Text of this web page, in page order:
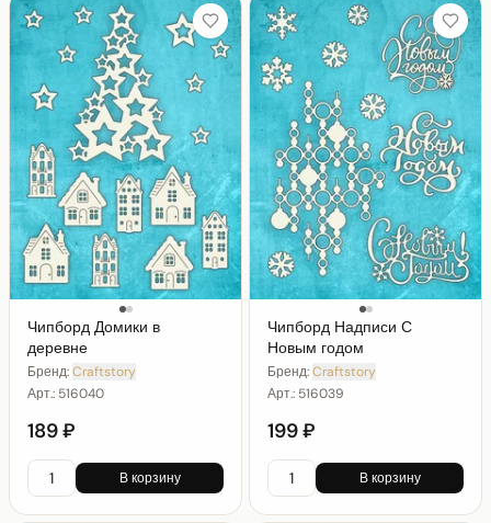
Чипборд Домики в
деревне
Бренд:Craftstory
Арт.: 516040
189 ₽
В корзину
Чипборд Надписи С
Новым годом
Бренд:Craftstory
Арт.: 516039
199 ₽
В корзину